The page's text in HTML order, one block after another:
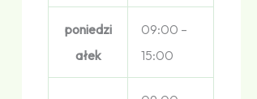
poniedzi
ałek
09:00 –
15:00